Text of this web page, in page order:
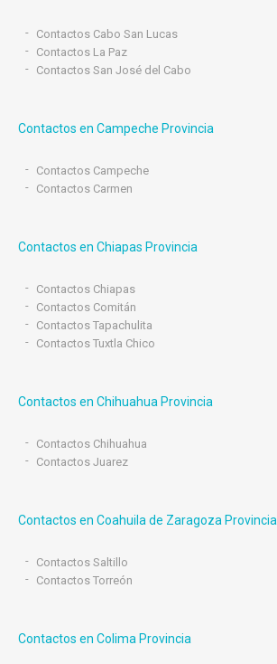
Contactos Cabo San Lucas
Contactos La Paz
Contactos San José del Cabo
Contactos en Campeche Provincia
Contactos Campeche
Contactos Carmen
Contactos en Chiapas Provincia
Contactos Chiapas
Contactos Comitán
Contactos Tapachulita
Contactos Tuxtla Chico
Contactos en Chihuahua Provincia
Contactos Chihuahua
Contactos Juarez
Contactos en Coahuila de Zaragoza Provincia
Contactos Saltillo
Contactos Torreón
Contactos en Colima Provincia